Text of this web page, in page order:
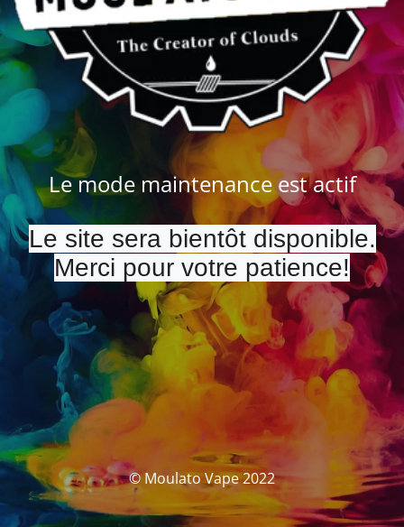
Le mode maintenance est actif
Le site sera bientôt disponible.
Merci pour votre patience!
© Moulato Vape 2022